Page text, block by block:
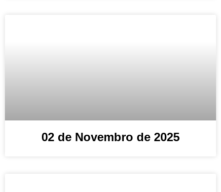
02 de Novembro de 2025